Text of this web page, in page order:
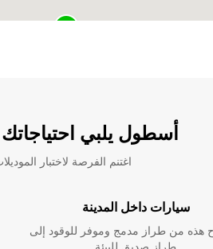
أسطول يلبي احتياجاتك
اغتنم الفرصة لاختبار
سيارات داخل المدينة
هذه من طراز مدمج وموفر للوقود إلى
طراز صديق للبيئة